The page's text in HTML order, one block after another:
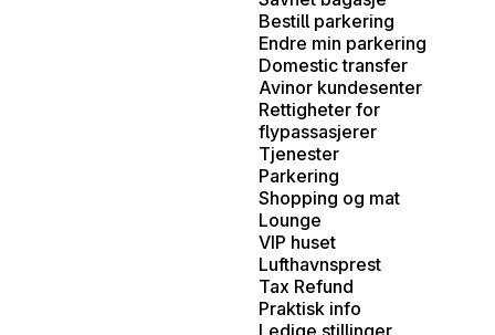
Bestill parkering
Endre min parkering
Domestic transfer
Avinor kundesenter
Rettigheter for
flypassasjerer
Tjenester
Parkering
Shopping og mat
Lounge
VIP huset
Lufthavnsprest
Tax Refund
Praktisk info
Ledige stillinger